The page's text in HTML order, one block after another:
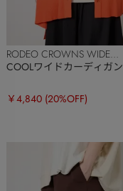
RODEO CROWNS WIDE
BOWL
COOLワイドカーディガン
￥4,840 (20%OFF)